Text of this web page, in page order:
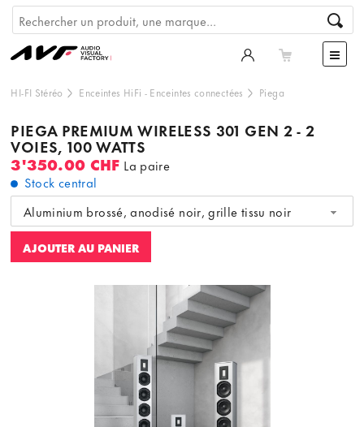
HI-FI Stéréo Enceintes HiFi - Enceintes connectées Piega
PIEGA PREMIUM WIRELESS 301 GEN 2 - 2
VOIES, 100 WATTS
3'350.00 CHF La paire
Stock central
Aluminium brossé, anodisé noir, grille tissu noir
AJOUTER AU PANIER
Ce contenu est hébergé par un tiers. En affichant le
contenu externe, vous acceptez les termes et conditions
youtube.com.
Voir la vidéo Ne plus demander